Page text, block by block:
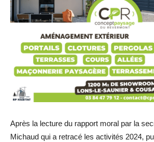
Après la lecture du rapport moral par la
Michaud qui a retracé les activités 2024,